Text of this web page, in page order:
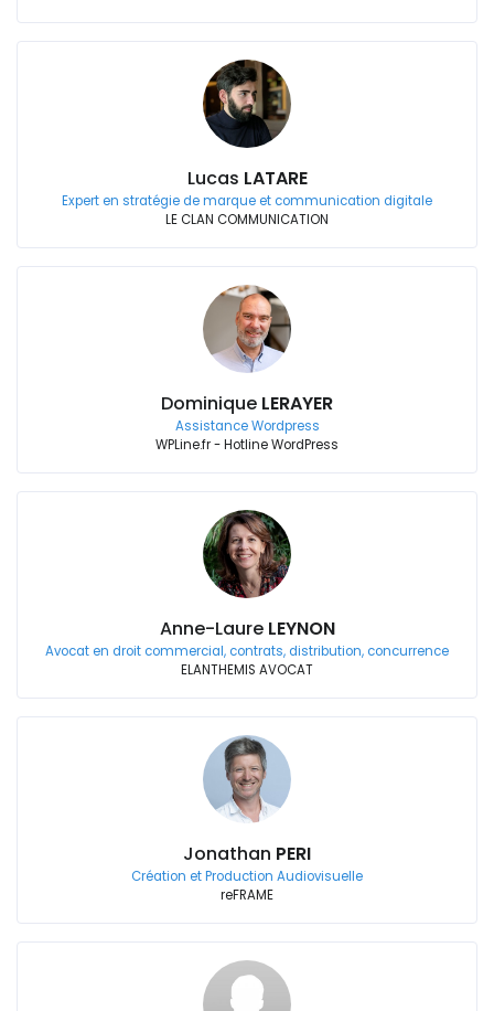
Lucas LATARE
Expert en stratégie de marque et communication digitale
LE CLAN COMMUNICATION
Dominique LERAYER
Assistance Wordpress
WPLine.fr - Hotline WordPress
Anne-Laure LEYNON
Avocat en droit commercial, contrats, distribution, concurrence
ELANTHEMIS AVOCAT
Jonathan PERI
Création et Production Audiovisuelle
reFRAME